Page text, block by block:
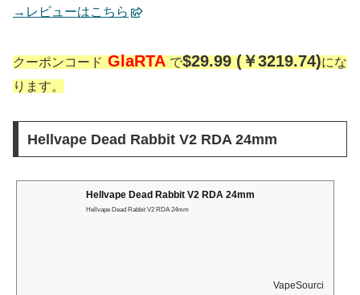
→レビューはこちら
クーポンコードGlaRTAで$29.99 (￥3219.74)にな
ります。
Hellvape Dead Rabbit V2 RDA 24mm
Hellvape Dead Rabbit V2 RDA 24mm
Hellvape Dead Rabbit V2 RDA 24mm
VapeSourcing